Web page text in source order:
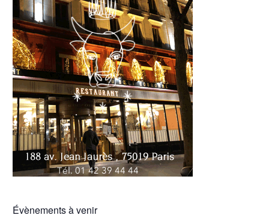
Évènements à venir